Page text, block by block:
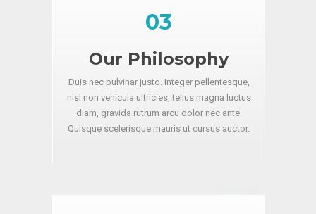
03
Our Philosophy
Duis nec pulvinar justo. Integer pellentesque,
nisl non vehicula ultricies, tellus magna luctus
diam, gravida rutrum arcu dolor nec ante.
Quisque scelerisque mauris ut cursus auctor.